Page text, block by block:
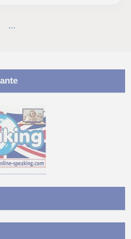
Graduado en ESO
Geografía,
Técnicas de estudio,
Trastorno por déficit
...